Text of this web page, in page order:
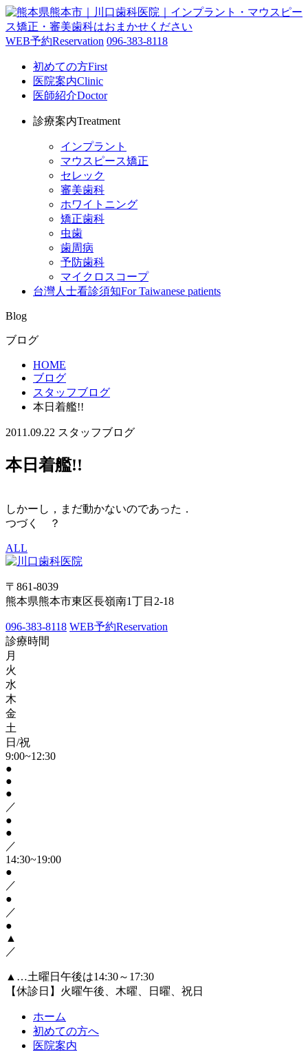
WEB予約Reservation 096-383-8118
初めての方First
医院案内Clinic
医師紹介Doctor
診療案内Treatment
インプラント
マウスピース矯正
セレック
審美歯科
ホワイトニング
矯正歯科
虫歯
歯周病
予防歯科
マイクロスコープ
台灣人士看診須知For Taiwanese patients
Blog
ブログ
HOME
ブログ
スタッフブログ
本日着艦!!
2011.09.22 スタッフブログ
本日着艦!!
しかーし，まだ動かないのであった．
つづく ？
ALL
〒861-8039
熊本県熊本市東区長嶺南1丁目2-18
096-383-8118 WEB予約Reservation
診療時間
月
火
水
木
金
土
日/祝
9:00~12:30
●
●
●
／
●
●
／
14:30~19:00
●
／
●
／
●
▲
／
▲…土曜日午後は14:30～17:30
【休診日】火曜午後、木曜、日曜、祝日
ホーム
初めての方へ
医院案内